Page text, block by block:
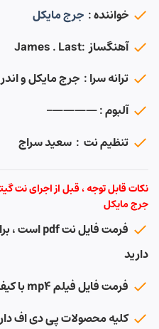
خواننده : جرج مایکل
آهنگساز :James . Last
ترانه سرا : جرج مایکل و
آلبوم : ————–
تنظیم نت : سعید سراج
جرج مایکل
دارید
فرمت فایل فیلم mp4 با کیفیت ۴۸۰ می باشد
کلیه محصولات پی دی اف